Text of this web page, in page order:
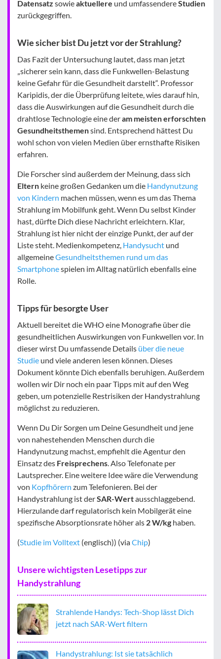
Datensatz sowieaktuellere und umfassendereStudien
zurückgegriffen.
Wie sicher bist Du jetzt vor der Strahlung?
Das Fazit der Untersuchung lautet, dass man jetzt
„sicherer sein kann, dass die Funkwellen-Belastung
keine Gefahr für die Gesundheit darstellt“. Professor
Karipidis, der die Überprüfung leitete, wies darauf hin,
dass die Auswirkungen auf die Gesundheit durch die
drahtlose Technologie eine deram meisten erforschten
Gesundheitsthemensind. Entsprechend hättest Du
wohl schon von vielen Medien über ernsthafte Risiken
erfahren.
Die Forscher sind außerdem der Meinung, dass sich
Eltern keine großen Gedanken um die Handynutzung
von Kindern machen müssen, wenn es um das Thema
Strahlung im Mobilfunk geht. Wenn Du selbst Kinder
hast, dürfte Dich diese Nachricht erleichtern. Klar,
Strahlung ist hier nicht der einzige Punkt, der auf der
Liste steht. Medienkompetenz, Handysucht und
allgemeineGesundheitsthemen rund um das
Smartphonespielen im Alltag natürlich ebenfalls eine
Rolle.
Tipps für besorgte User
Aktuell bereitet die WHO eine Monografie über die
gesundheitlichen Auswirkungen von Funkwellen vor. In
dieser wirst Du umfassende Details über die neue
Studie und viele anderen lesen können. Dieses
Dokument könnte Dich ebenfalls beruhigen. Außerdem
wollen wir Dir noch ein paar Tipps mit auf den Weg
geben, um potenzielle Restrisiken der Handystrahlung
möglichst zu reduzieren.
Wenn Du Dir Sorgen um Deine Gesundheit und jene
von nahestehenden Menschen durch die
Handynutzung machst, empfiehlt die Agentur den
Einsatz des Freisprechens. Also Telefonate per
Lautsprecher. Eine weitere Idee wäre die Verwendung
von Kopfhörern zum Telefonieren. Bei der
Handystrahlung ist derSAR-Wertausschlaggebend.
Hierzulande darf regulatorisch kein Mobilgerät eine
spezifische Absorptionsrate höher als 2 W/kg haben.
(Studie im Volltext (englisch)) (viaChip)
Unsere wichtigsten Lesetipps zur
Handystrahlung
Strahlende Handys: Tech-Shop lässt Dich
jetzt nach SAR-Wert filtern
Handystrahlung: Ist sie tatsächlich